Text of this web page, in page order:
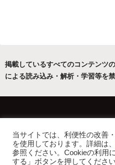
掲載しているすべてのコンテンツ
による読み込み・解析・学習等を禁
プライバシーポ
Copyright © 2022-2026 フリーア
当サイトでは、利便性の改善
を使用しております。詳細は、
参照ください。Cookieの利用
する」ボタンを押してください